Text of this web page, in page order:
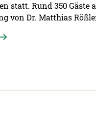
statt. Rund 350
von Dr. Matthias